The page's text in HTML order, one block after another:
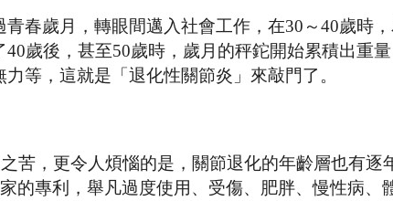
春歲月，轉眼間邁入社會工作，在30～40歲時
歲後，甚至50歲時，歲月的秤鉈開始累積出重
等，這就是「退化性關節炎」來敲門了。
苦，更令人煩惱的是，關節退化的年齡層也有逐
的專利，舉凡過度使用、受傷、肥胖、慢性病、